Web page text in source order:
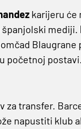
karijeru će
mediji.
Blaugrane
početnoj postavi.
za transfer.
napustiti klub